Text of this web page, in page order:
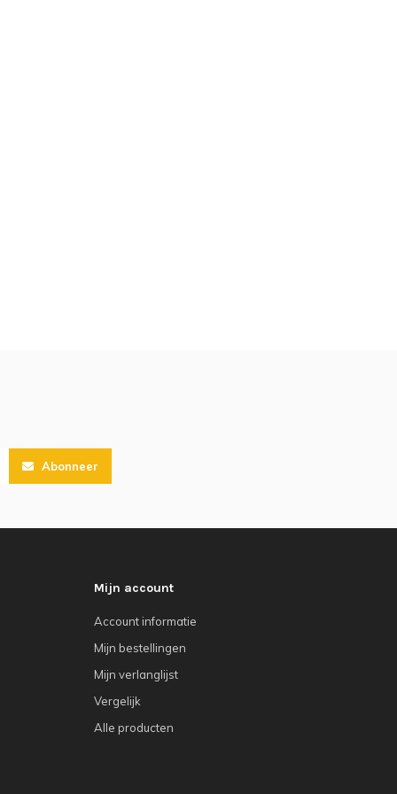
Abonneer
Mijn account
Account informatie
Mijn bestellingen
Mijn verlanglijst
Vergelijk
Alle producten